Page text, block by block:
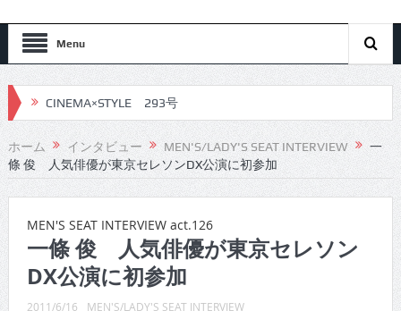
Menu
CINEMA×STYLE 293号
CINEMA×STYLE 292号
CINEMA×STYLE 291号
CINEMA×STYLE 289号
CINEMA×STYLE 288号
CINEMA×STYLE 287号
ホーム インタビュー MEN'S/LADY'S SEAT INTERVIEW
一
條 俊 人気俳優が東京セレソンDX公演に初参加
MEN'S SEAT INTERVIEW act.126
一條 俊 人気俳優が東京セレソン
DX公演に初参加
2011/6/16 MEN'S/LADY'S SEAT INTERVIEW